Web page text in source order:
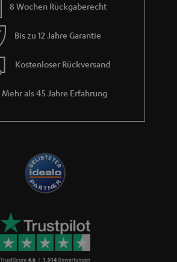
8 Wochen Rückgaberecht
Bis zu 12 Jahre Garantie
Kostenloser Rückversand
Mehr als 45 Jahre Erfahrung